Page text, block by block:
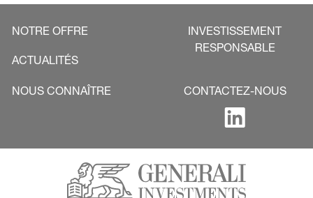
NOTRE OFFRE
ACTUALITÉS
INVESTISSEMENT
RESPONSABLE
NOUS CONNAÎTRE CONTACTEZ-NOUS